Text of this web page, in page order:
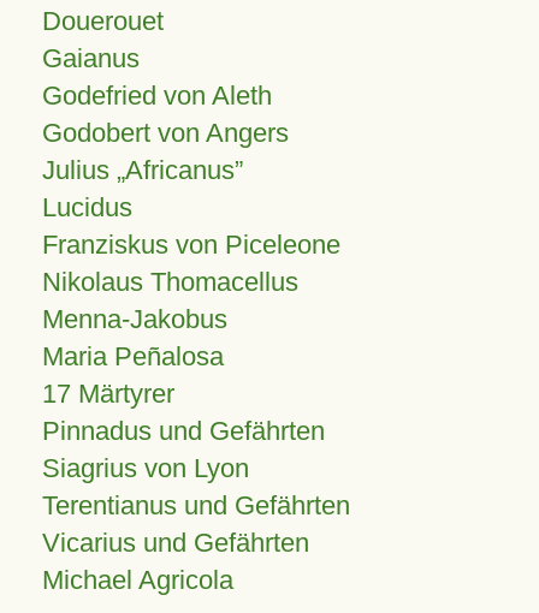
Douerouet
Gaianus
Godefried von Aleth
Godobert von Angers
Julius Africanus
Lucidus
Franziskus von Piceleone
Nikolaus Thomacellus
Menna-Jakobus
Maria Peñalosa
17 Märtyrer
Pinnadus und Gefährten
Siagrius von Lyon
Terentianus und Gefährten
Vicarius und Gefährten
Michael Agricola